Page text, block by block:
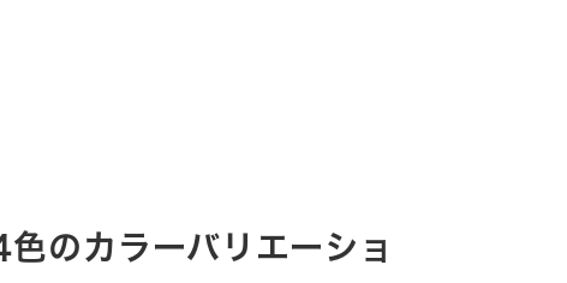
のカラーバリエーショ